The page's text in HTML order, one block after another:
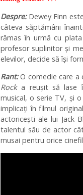
Despre: Dewey Finn
câteva săptămâni
rămas în urmă cu
profesor suplinitor și
elevilor, decide să își
Rant:O comedie care
Rocka reușit să lase
musical, o serie TV, și
implicați în filmul
actoricești ale lui Jack
talentul său de actor
musai pentru orice